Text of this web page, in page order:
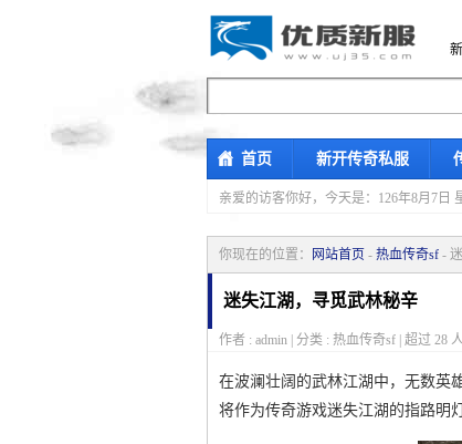
首页 新开传奇私服
亲爱的访客你好， 今天是：126年8月7日
你现在的位置： 网站首页 - 热血传奇sf -
迷失江湖，寻觅武林秘辛
作者 : admin | 分类 : 热血传奇sf | 超过 28
在波澜壮阔的武林江湖中，无数英
将作为传奇游戏迷失江湖的指路明